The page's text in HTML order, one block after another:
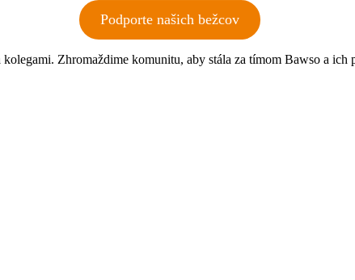
Podporte našich bežcov
Zhromaždime komunitu, aby stála za tímom Bawso a ich